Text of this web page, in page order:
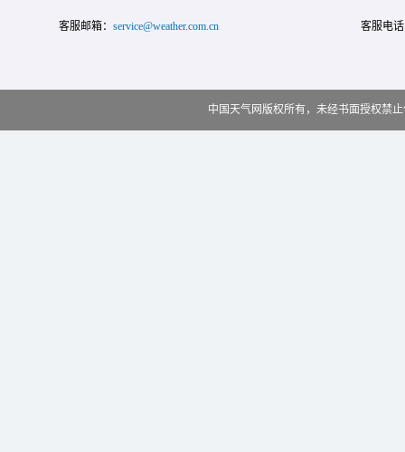
客服邮箱： service@weather.com.cn 客服电
中国天气网版权所有，未经书面授权